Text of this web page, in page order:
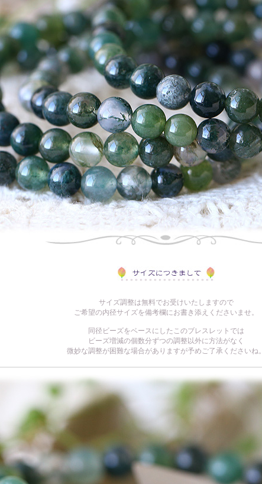
サイズ調整は無料でお受けいたしますので
ご希望の内径サイズを備考欄にお書き添えくださいませ。
同径ビーズをベースにしたこのブレスレットでは
ビーズ増減の個数分ずつの調整以外に方法がなく
微妙な調整が困難な場合がありますが予めご了承くださいね。